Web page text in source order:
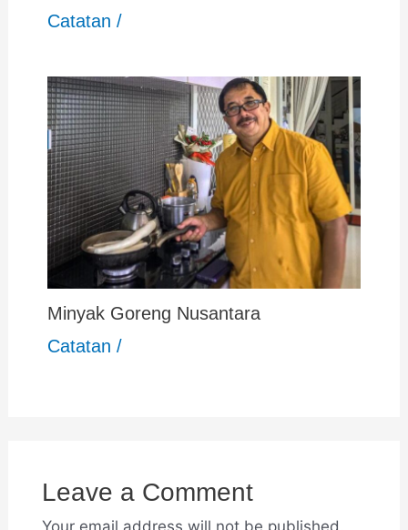
Catatan /
Minyak Goreng Nusantara
Catatan /
Leave a Comment
Your email address will not be published.